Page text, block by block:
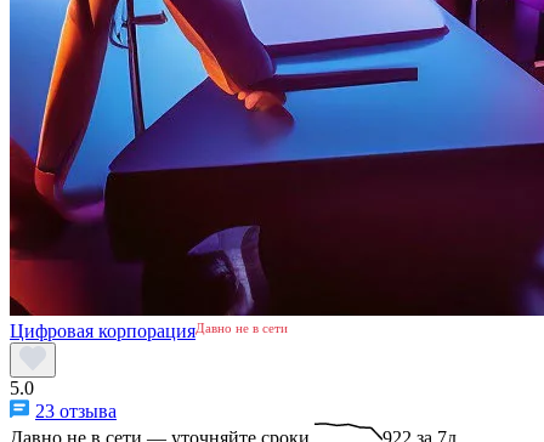
Цифровая корпорацияДавно не в сети
5.0
23 отзыва